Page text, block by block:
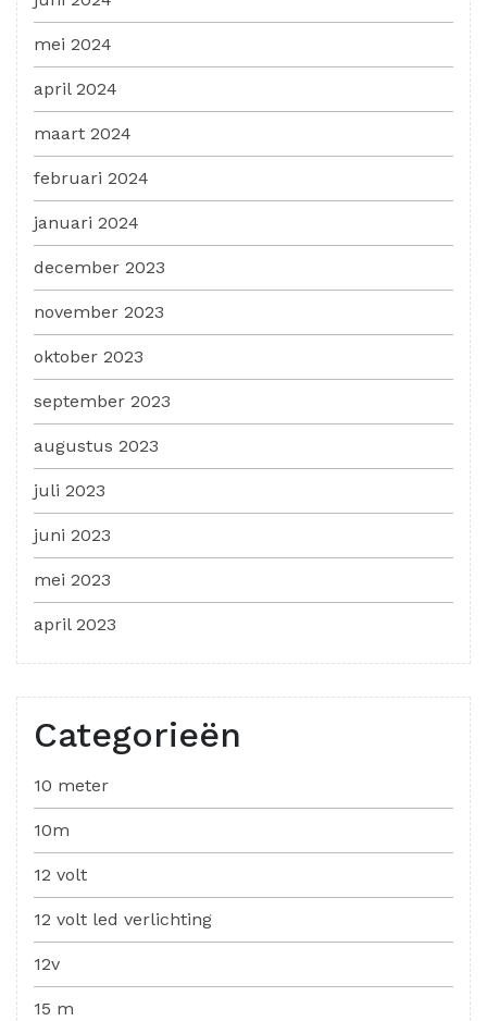
mei 2024
april 2024
maart 2024
februari 2024
januari 2024
december 2023
november 2023
oktober 2023
september 2023
augustus 2023
juli 2023
juni 2023
mei 2023
april 2023
Categorieën
10 meter
10m
12 volt
12 volt led verlichting
12v
15 m